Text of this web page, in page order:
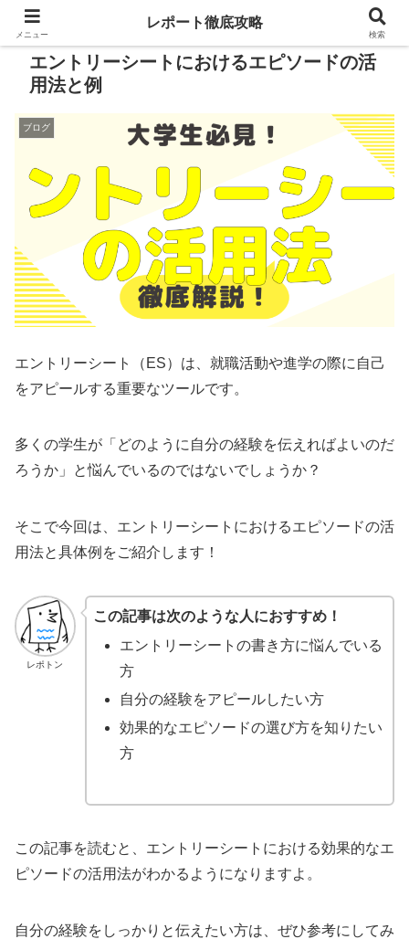
エントリーシートにおけるエピソードの活
用法と例
ブログ
エントリーシート（ES）は、就職活動や進学の際に自己
をアピールする重要なツールです。
多くの学生が「どのように自分の経験を伝えればよいのだ
ろうか」と悩んでいるのではないでしょうか？
そこで今回は、エントリーシートにおけるエピソードの活
用法と具体例をご紹介します！
レポトン
この記事は次のような人におすすめ！
エントリーシートの書き方に悩んでいる
方
自分の経験をアピールしたい方
効果的なエピソードの選び方を知りたい
方
この記事を読むと、エントリーシートにおける効果的なエ
ピソードの活用法がわかるようになりますよ。
自分の経験をしっかりと伝えたい方は、ぜひ参考にしてみ
メニュー
レポート徹底攻略
検索